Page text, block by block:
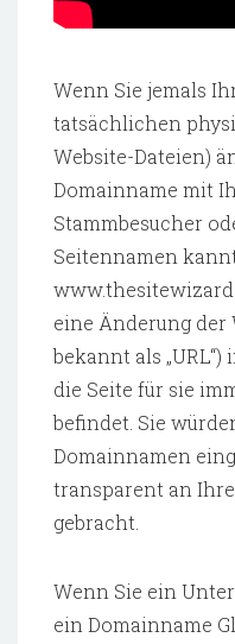
Wenn Sie jemals
tatsächlichen
Website-Dateien)
Domainname mit
Stammbesucher
Seitennamen
eine Änderung der
bekannt als
die Seite für sie
befindet. Sie
Domainnamen
transparent an
gebracht.
Wenn Sie ein
ein Domainname